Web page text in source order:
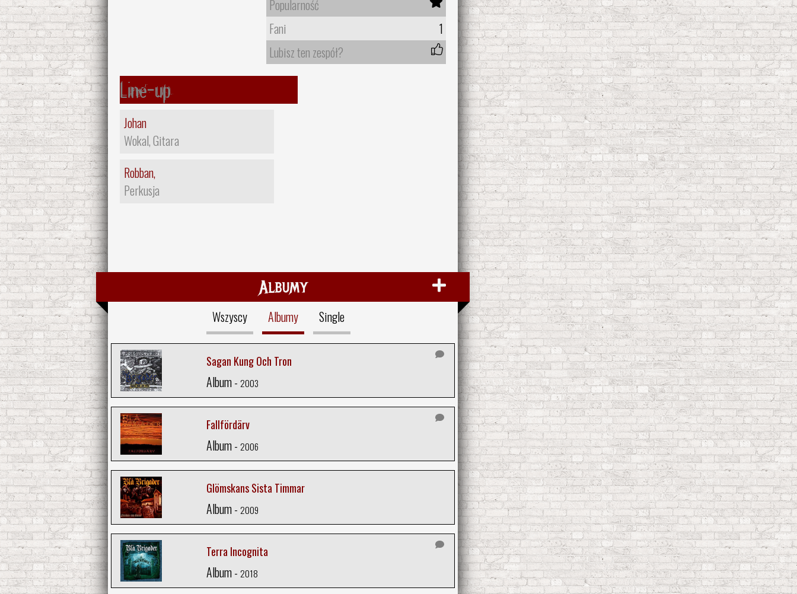
Popularność
Fani
1
Lubisz ten zespół?
Line-up
Johan
Wokal, Gitara
Robban,
Perkusja
Albumy
Wszyscy Albumy Single
Sagan Kung Och Tron
Album - 2003
Fallfördärv
Album - 2006
Glömskans Sista Timmar
Album - 2009
Terra Incognita
Album - 2018